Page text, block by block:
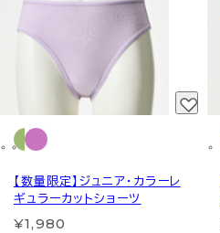
【数量限定】ジュニア・カラーレ
ギュラーカットショーツ
¥1,980